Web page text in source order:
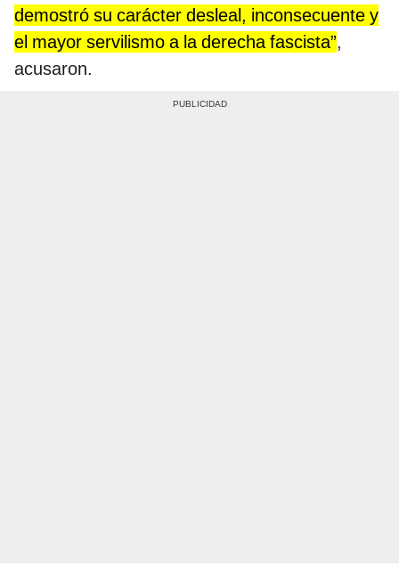
demostró su carácter desleal, inconsecuente y
el mayor servilismo a la derecha fascista”,
acusaron.